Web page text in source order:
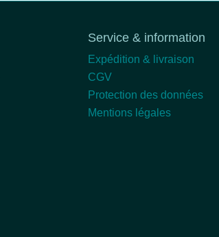
Service & information
Expédition & livraison
CGV
Protection des données
Mentions légales